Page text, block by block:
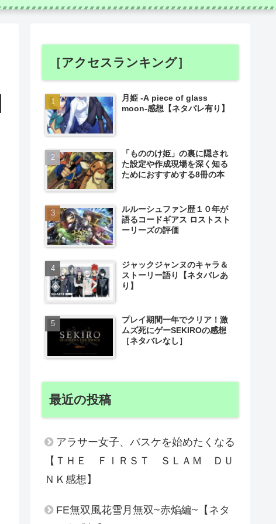
［アクセスランキング］
月姫 -A piece of glass
moon-感想【ネタバレ有り】
「もののけ姫」の裏に隠され
た設定や作成現場を深く知る
ためにおすすめする8冊の本
ルルーシュファン歴１０年が
語るコードギアス ロストスト
ーリーズの評価
ジャックジャンヌのキャラ＆
ストーリー語り【ネタバレあ
り】
プレイ期間一年でクリア！激
ムズ死にゲーSEKIROの感想
［ネタバレなし］
最近の投稿
アラサー女子、バスケを始めたくなる
【ＴＨＥ ＦＩＲＳＴ ＳＬＡＭ ＤＵ
ＮＫ感想】
FE無双風花雪月無双~赤焔編~【ネタ